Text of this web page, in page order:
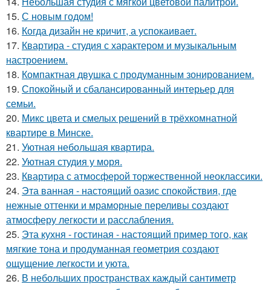
15. С новым годом!
16. Когда дизайн не кричит, а успокаивает.
17. Квартира - студия с характером и музыкальным
настроением.
18. Компактная двушка с продуманным зонированием.
19. Спокойный и сбалансированный интерьер для
семьи.
20. Микс цвета и смелых решений в трёхкомнатной
квартире в Минске.
21. Уютная небольшая квартира.
22. Уютная студия у моря.
23. Квартира с атмосферой торжественной неоклассики.
24. Эта ванная - настоящий оазис спокойствия, где
нежные оттенки и мраморные переливы создают
атмосферу легкости и расслабления.
25. Эта кухня - гостиная - настоящий пример того, как
мягкие тона и продуманная геометрия создают
ощущение легкости и уюта.
26. В небольших пространствах каждый сантиметр